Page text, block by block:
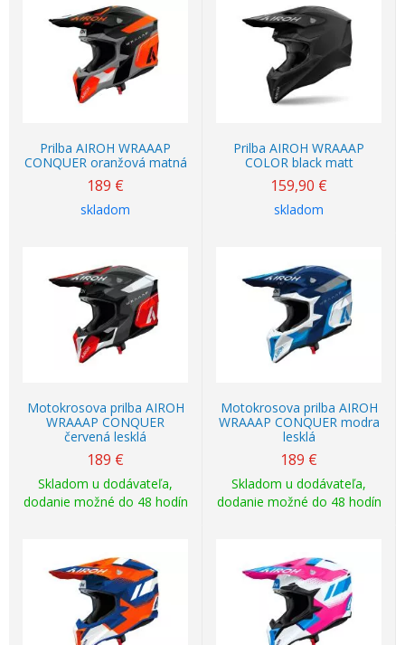
Prilba AIROH WRAAAP
CONQUER oranžová matná
189 €
skladom
Prilba AIROH WRAAAP
COLOR black matt
159,90 €
skladom
Motokrosova prilba AIROH
WRAAAP CONQUER
červená lesklá
189 €
Skladom u dodávateľa,
dodanie možné do 48 hodín
Motokrosova prilba AIROH
WRAAAP CONQUER modra
lesklá
189 €
Skladom u dodávateľa,
dodanie možné do 48 hodín